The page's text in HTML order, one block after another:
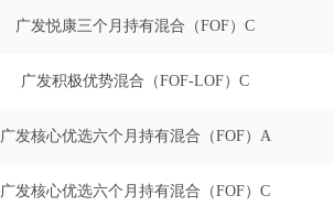
广发悦康三个月持有混合（FOF）C
广发积极优势混合（FOF-LOF）C
广发核心优选六个月持有混合（FOF）A
广发核心优选六个月持有混合（FOF）C